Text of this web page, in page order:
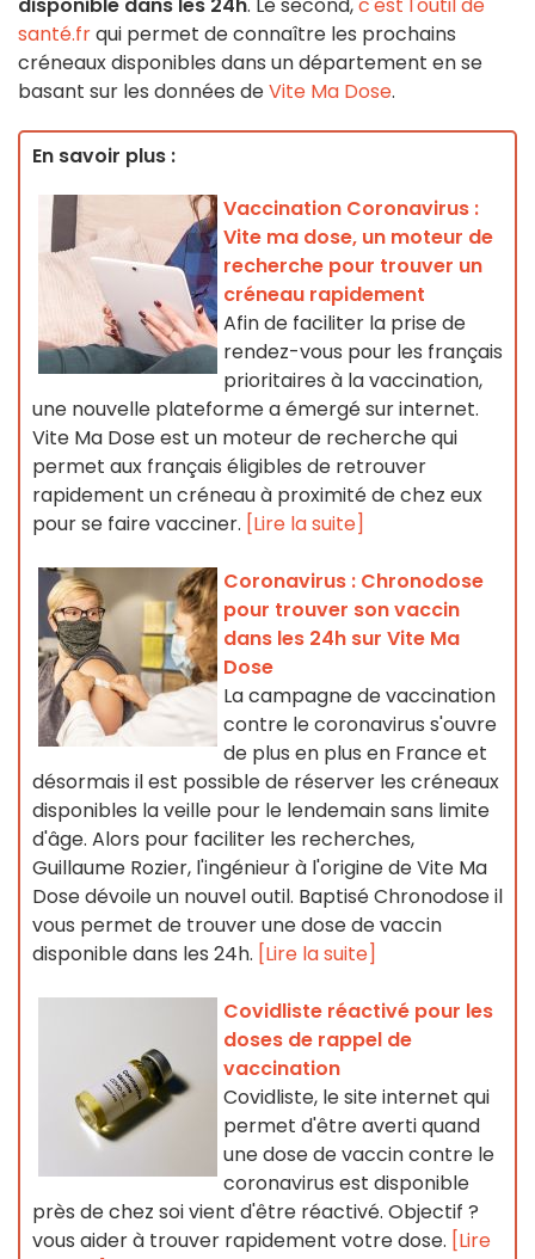
disponible dans les 24h. Le second,c'est l'outil de
santé.frqui permet de connaître les prochains
créneaux disponibles dans un département en se
basant sur les données deVite Ma Dose.
En savoir plus :
Vaccination Coronavirus :
Vite ma dose, un moteur de
recherche pour trouver un
créneau rapidement
Afin de faciliter la prise de
rendez-vous pour les français
prioritaires à la vaccination,
une nouvelle plateforme a émergé sur internet.
Vite Ma Dose est un moteur de recherche qui
permet aux français éligibles de retrouver
rapidement un créneau à proximité de chez eux
pour se faire vacciner. [Lire la suite]
Coronavirus : Chronodose
pour trouver son vaccin
dans les 24h sur Vite Ma
Dose
La campagne de vaccination
contre le coronavirus s'ouvre
de plus en plus en France et
désormais il est possible de réserver les créneaux
disponibles la veille pour le lendemain sans limite
d'âge. Alors pour faciliter les recherches,
Guillaume Rozier, l'ingénieur à l'origine de Vite Ma
Dose dévoile un nouvel outil. Baptisé Chronodose il
vous permet de trouver une dose de vaccin
disponible dans les 24h. [Lire la suite]
Covidliste réactivé pour les
doses de rappel de
vaccination
Covidliste, le site internet qui
permet d'être averti quand
une dose de vaccin contre le
coronavirus est disponible
près de chez soi vient d'être réactivé. Objectif ?
vous aider à trouver rapidement votre dose. [Lire